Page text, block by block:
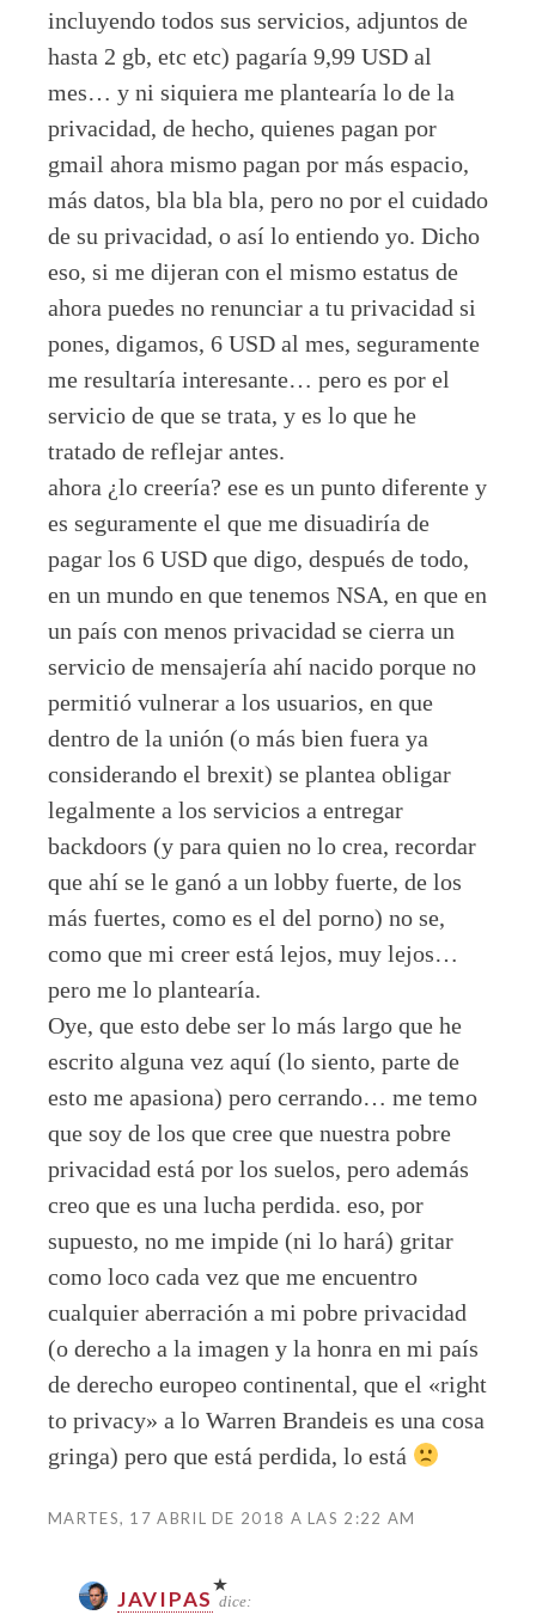
incluyendo todos sus servicios, adjuntos de
hasta 2 gb, etc etc) pagaría 9,99 USD al
mes… y ni siquiera me plantearía lo de la
privacidad, de hecho, quienes pagan por
gmail ahora mismo pagan por más espacio,
más datos, bla bla bla, pero no por el cuidado
de su privacidad, o así lo entiendo yo. Dicho
eso, si me dijeran con el mismo estatus de
ahora puedes no renunciar a tu privacidad si
pones, digamos, 6 USD al mes, seguramente
me resultaría interesante… pero es por el
servicio de que se trata, y es lo que he
tratado de reflejar antes.
ahora ¿lo creería? ese es un punto diferente y
es seguramente el que me disuadiría de
pagar los 6 USD que digo, después de todo,
en un mundo en que tenemos NSA, en que en
un país con menos privacidad se cierra un
servicio de mensajería ahí nacido porque no
permitió vulnerar a los usuarios, en que
dentro de la unión (o más bien fuera ya
considerando el brexit) se plantea obligar
legalmente a los servicios a entregar
backdoors (y para quien no lo crea, recordar
que ahí se le ganó a un lobby fuerte, de los
más fuertes, como es el del porno) no se,
como que mi creer está lejos, muy lejos…
pero me lo plantearía.
Oye, que esto debe ser lo más largo que he
escrito alguna vez aquí (lo siento, parte de
esto me apasiona) pero cerrando… me temo
que soy de los que cree que nuestra pobre
privacidad está por los suelos, pero además
creo que es una lucha perdida. eso, por
supuesto, no me impide (ni lo hará) gritar
como loco cada vez que me encuentro
cualquier aberración a mi pobre privacidad
(o derecho a la imagen y la honra en mi país
de derecho europeo continental, que el «right
to privacy» a lo Warren Brandeis es una cosa
gringa) pero que está perdida, lo está
MARTES, 17 ABRIL DE 2018 A LAS 2:22 AM
JAVIPAS dice: